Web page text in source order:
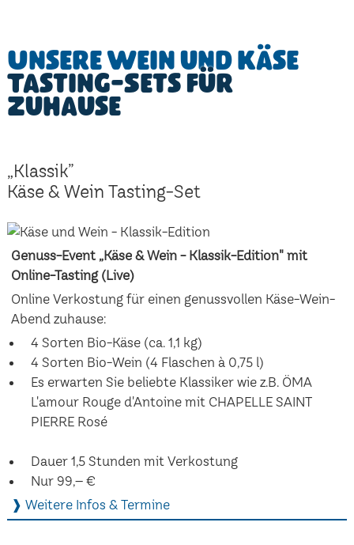
Unsere Wein und Käse
Tasting-Sets für
Zuhause
„Klassik”
Käse & Wein Tasting-Set
Genuss-Event „Käse & Wein - Klassik-Edition" mit
Online-Tasting (Live)
Online Verkostung für einen genussvollen Käse-Wein-
Abend zuhause:
4 Sorten Bio-Käse (ca. 1,1 kg)
4 Sorten Bio-Wein (4 Flaschen à 0,75 l)
Es erwarten Sie beliebte Klassiker wie z.B. ÖMA
L'amour Rouge d'Antoine mit CHAPELLE SAINT
PIERRE Rosé
Dauer 1,5 Stunden mit Verkostung
Nur 99,– €
❱ Weitere Infos & Termine